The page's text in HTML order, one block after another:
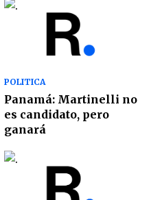
POLITICA
Panamá: Martinelli no
es candidato, pero
ganará